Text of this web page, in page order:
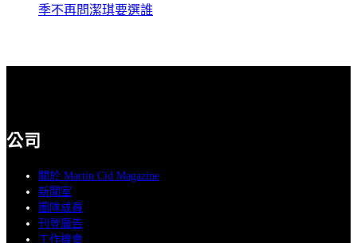
季不再問潔琪要選誰
公司
關於 Martin Cid Magazine
新聞室
團隊成員
刊登廣告
工作機會